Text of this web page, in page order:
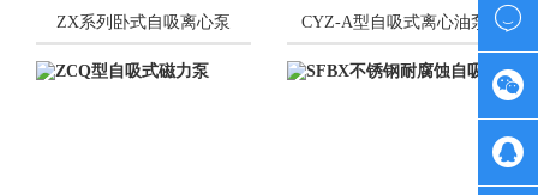
ZX系列卧式自吸离心泵 CYZ-A型自吸式离心油泵 

